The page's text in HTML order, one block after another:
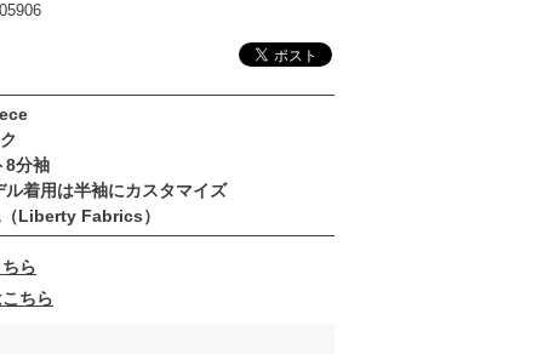
分袖
用は半袖にカスタマイズ
Liberty Fabrics）
ら
ちら